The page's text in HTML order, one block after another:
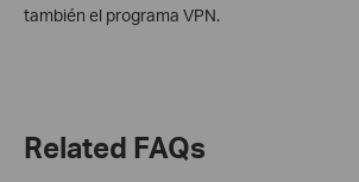
también el programa VPN.
Related FAQs